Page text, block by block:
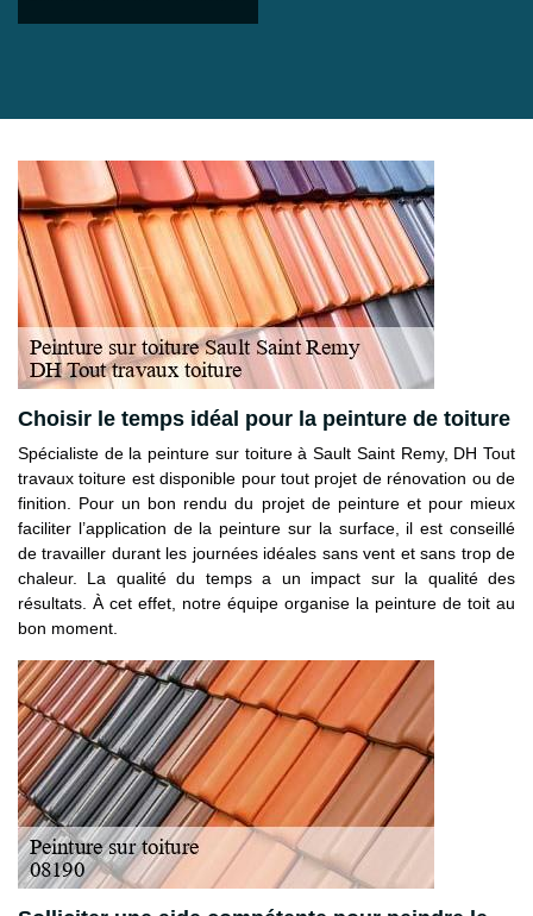
Choisir le temps idéal pour la peinture de toiture
Spécialiste de la peinture sur toiture à Sault Saint Remy, DH Tout
travaux toiture est disponible pour tout projet de rénovation ou de
finition. Pour un bon rendu du projet de peinture et pour mieux
faciliter l’application de la peinture sur la surface, il est conseillé
de travailler durant les journées idéales sans vent et sans trop de
chaleur. La qualité du temps a un impact sur la qualité des
résultats. À cet effet, notre équipe organise la peinture de toit au
bon moment.